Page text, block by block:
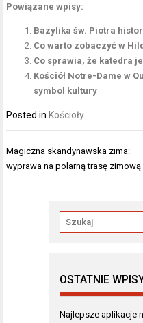
Powiązane wpisy:
Bazylika św. Piotra
Co warto zobaczyć w
Co sprawia, że katedra
Kościół Notre-Dame w
symbol kultury
Posted in Kościoły
Nawigacja
wpisu
Magiczna skandynawska zima:
wyprawa na polarną trasę zimową
OSTATNIE
Najlepsze aplikacje